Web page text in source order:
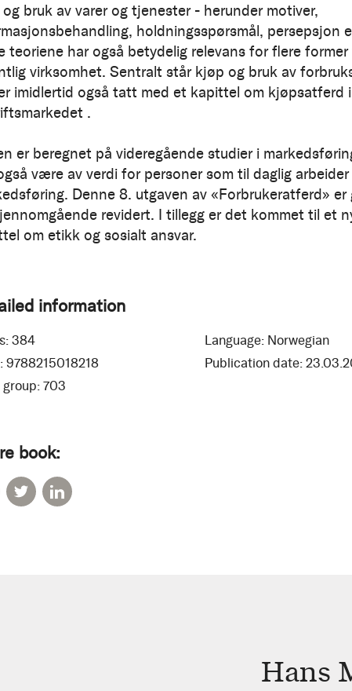
bruk av varer og tjenester - herunder motiver,
holdningsspørsmål, persepsjon
teoriene har også betydelig relevans for flere
virksomhet. Sentralt står kjøp og bruk av
imidlertid også tatt med et kapittel om kjøpsatferd i
.
er beregnet på videregående studier i
være av verdi for personer som til daglig arbeider
Denne 8. utgaven av «Forbrukeratferd» er
revidert. I tillegg er det kommet til et
om etikk og sosialt ansvar.
information
384 Language: Norwegian
9788215018218 Publication date:
group:703
book:
Hans